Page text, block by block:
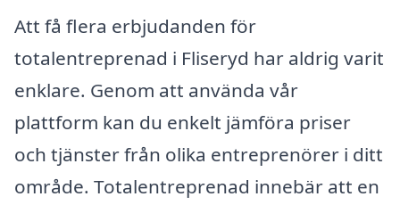
Att få flera erbjudanden för
totalentreprenad i Fliseryd har aldrig varit
enklare. Genom att använda vår
plattform kan du enkelt jämföra priser
och tjänster från olika entreprenörer i ditt
område. Totalentreprenad innebär att en